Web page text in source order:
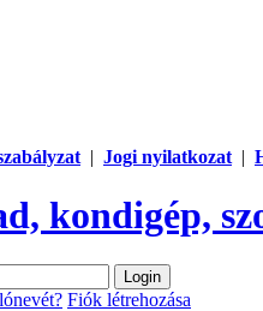
| Jogi nyilatkozat |
kondigép,
Fiók létrehozása